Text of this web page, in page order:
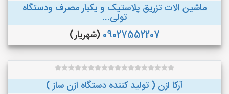
ماشین الات تزریق پلاستیک و یکبار مصرف ودستگاه
تولی...
09027552207 (شهریار)
آرکا ازن ( تولید کننده دستگاه ازن ساز )